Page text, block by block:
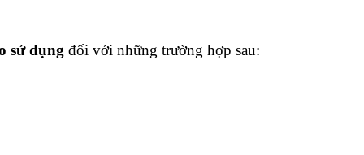
sử dụng đối với những trường hợp sau: